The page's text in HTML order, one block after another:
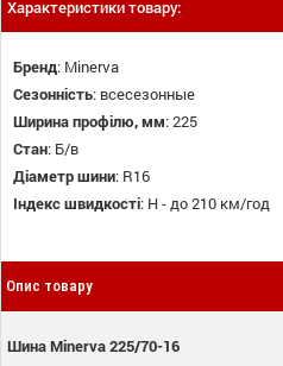
Характеристики товару:
Бренд: Minerva
Сезонність: всесезонные
Ширина профілю, мм:225
Стан: Б/в
Діаметр шини: R16
Індекс швидкості: H - до 210 км/год
Опис товару
Шина Minerva 225/70-16